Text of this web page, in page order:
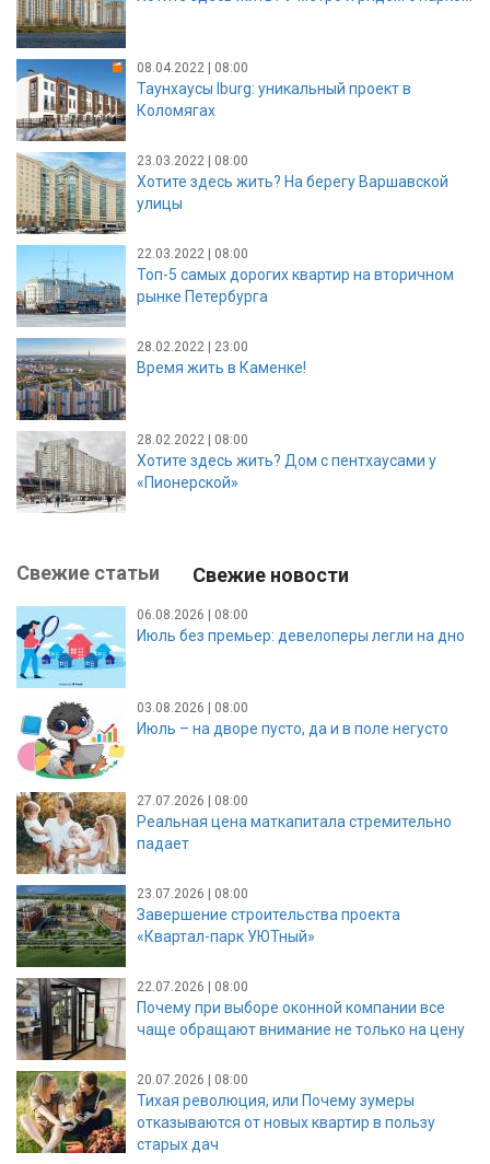
08.04.2022 | 08:00
Таунхаусы Iburg: уникальный проект в
Коломягах
23.03.2022 | 08:00
Хотите здесь жить? На берегу Варшавской
улицы
22.03.2022 | 08:00
Топ-5 самых дорогих квартир на вторичном
рынке Петербурга
28.02.2022 | 23:00
Время жить в Каменке!
28.02.2022 | 08:00
Хотите здесь жить? Дом с пентхаусами у
«Пионерской»
Свежие статьи Свежие новости
06.08.2026 | 08:00
Июль без премьер: девелоперы легли на дно
03.08.2026 | 08:00
Июль – на дворе пусто, да и в поле негусто
27.07.2026 | 08:00
Реальная цена маткапитала стремительно
падает
23.07.2026 | 08:00
Завершение строительства проекта
«Квартал-парк УЮТный»
22.07.2026 | 08:00
Почему при выборе оконной компании все
чаще обращают внимание не только на цену
20.07.2026 | 08:00
Тихая революция, или Почему зумеры
отказываются от новых квартир в пользу
старых дач